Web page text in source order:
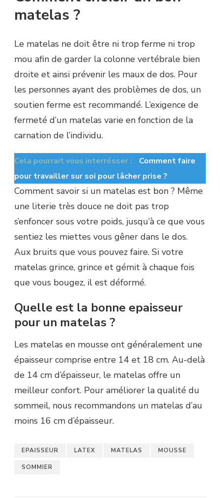
matelas ?
Le matelas ne doit être ni trop ferme ni trop
mou afin de garder la colonne vertébrale bien
droite et ainsi prévenir les maux de dos. Pour
les personnes ayant des problèmes de dos, un
soutien ferme est recommandé. L’exigence de
fermeté d’un matelas varie en fonction de la
carnation de l’individu.
Cela pourrait vous interrésser :
Comment faire
pour travailler sur soi pour lâcher prise ?
Comment savoir si un matelas est bon ? Même
une literie très douce ne doit pas trop
s’enfoncer sous votre poids, jusqu’à ce que vous
sentiez les miettes vous gêner dans le dos.
Aux bruits que vous pouvez faire. Si votre
matelas grince, grince et gémit à chaque fois
que vous bougez, il est déformé.
Quelle est la bonne epaisseur
pour un matelas ?
Les matelas en mousse ont généralement une
épaisseur comprise entre 14 et 18 cm. Au-delà
de 14 cm d’épaisseur, le matelas offre un
meilleur confort. Pour améliorer la qualité du
sommeil, nous recommandons un matelas d’au
moins 16 cm d’épaisseur.
EPAISSEUR LATEX MATELAS MOUSSE
SOMMIER